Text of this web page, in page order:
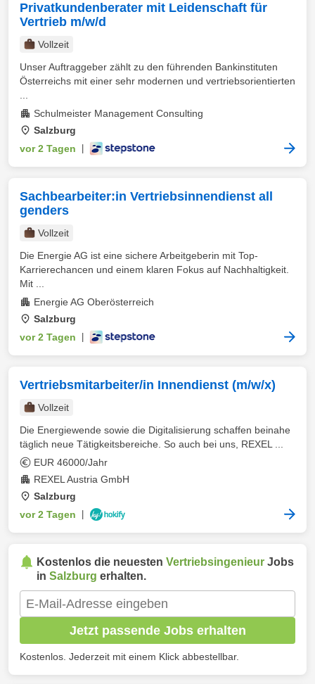
Privatkundenberater mit Leidenschaft für
Vertrieb m/w/d
Vollzeit
Unser Auftraggeber zählt zu den führenden Bankinstituten
Österreichs mit einer sehr modernen und vertriebsorientierten
Schulmeister Management Consulting
Salzburg
vor 2 Tagen
Sachbearbeiter:in Vertriebsinnendienst all
genders
Vollzeit
Die Energie AG ist eine sichere Arbeitgeberin mit Top-
Karrierechancen und einem klaren Fokus auf Nachhaltigkeit.
Mit ...
Energie AG Oberösterreich
Salzburg
vor 2 Tagen
Vertriebsmitarbeiter/in Innendienst (m/w/x)
Vollzeit
Die Energiewende sowie die Digitalisierung schaffen beinahe
täglich neue Tätigkeitsbereiche. So auch bei uns, REXEL ...
EUR 46000/Jahr
REXEL Austria GmbH
Salzburg
vor 2 Tagen
Kostenlos die neuesten Vertriebsingenieur Jobs
in Salzburg erhalten.
Jetzt passende Jobs erhalten
Kostenlos. Jederzeit mit einem Klick abbestellbar.